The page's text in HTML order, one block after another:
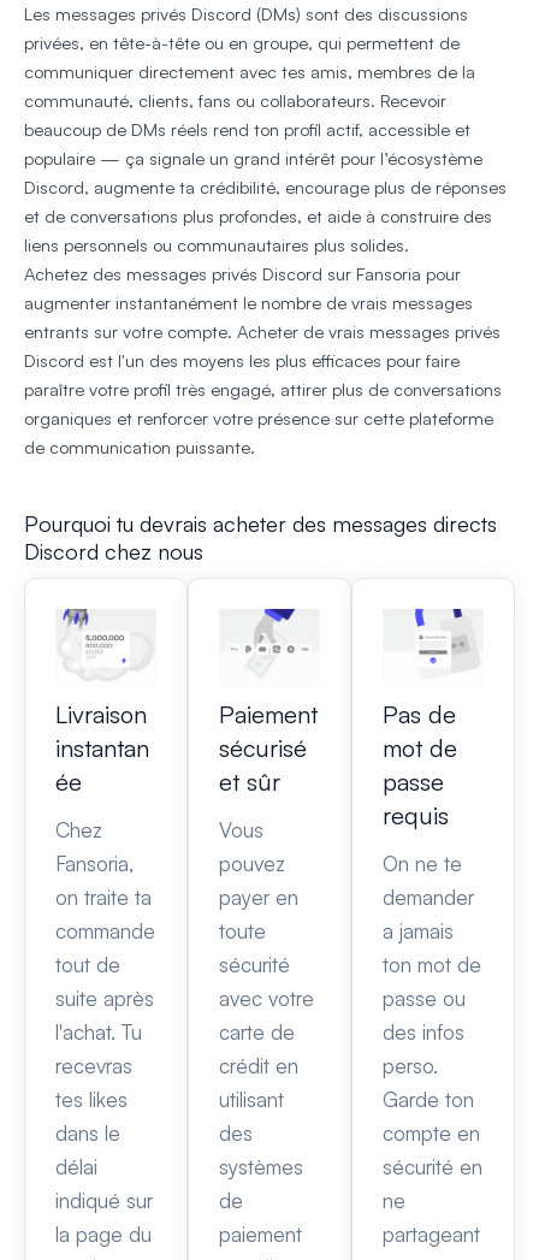
Les messages privés Discord (DMs) sont des discussions
privées, en tête-à-tête ou en groupe, qui permettent de
communiquer directement avec tes amis, membres de la
communauté, clients, fans ou collaborateurs. Recevoir
beaucoup de DMs réels rend ton profil actif, accessible et
populaire — ça signale un grand intérêt pour l’écosystème
Discord, augmente ta crédibilité, encourage plus de réponses
et de conversations plus profondes, et aide à construire des
liens personnels ou communautaires plus solides.
Achetez des messages privés Discord sur Fansoria pour
augmenter instantanément le nombre de vrais messages
entrants sur votre compte. Acheter de vrais messages privés
Discord est l'un des moyens les plus efficaces pour faire
paraître votre profil très engagé, attirer plus de conversations
organiques et renforcer votre présence sur cette plateforme
de communication puissante.
Pourquoi tu devrais acheter des messages directs
Discord chez nous
Livraison
instantan
ée
Chez
Fansoria,
on traite ta
commande
tout de
suite après
l'achat. Tu
recevras
tes likes
dans le
délai
indiqué sur
la page du
Paiement
sécurisé
et sûr
Vous
pouvez
payer en
toute
sécurité
avec votre
carte de
crédit en
utilisant
des
systèmes
de
paiement
Pas de
mot de
passe
requis
On ne te
demander
a jamais
ton mot de
passe ou
des infos
perso.
Garde ton
compte en
sécurité en
ne
partageant